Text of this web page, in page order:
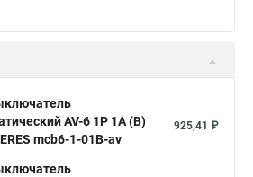
AV-6 1P 1A (B)
mcb6-1-01B-av
925,41 ₽